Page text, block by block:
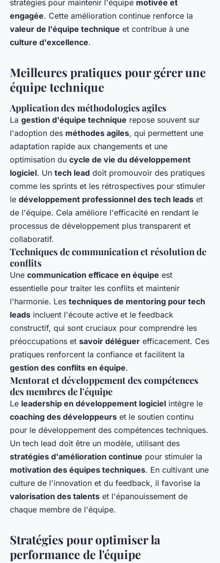
stratégies pour maintenir l'équipe motivée et
engagée. Cette amélioration continue renforce la
valeur de l'équipe technique et contribue à une
culture d'excellence.
Meilleures pratiques pour gérer une
équipe technique
Application des méthodologies agiles
La gestion d'équipe technique repose souvent sur
l'adoption des méthodes agiles, qui permettent une
adaptation rapide aux changements et une
optimisation du cycle de vie du développement
logiciel. Un tech lead doit promouvoir des pratiques
comme les sprints et les rétrospectives pour stimuler
le développement professionnel des tech leads et
de l'équipe. Cela améliore l'efficacité en rendant le
processus de développement plus transparent et
collaboratif.
Techniques de communication et résolution de
conflits
Une communication efficace en équipe est
essentielle pour traiter les conflits et maintenir
l'harmonie. Les techniques de mentoring pour tech
leads incluent l'écoute active et le feedback
constructif, qui sont cruciaux pour comprendre les
préoccupations et savoir déléguer efficacement. Ces
pratiques renforcent la confiance et facilitent la
gestion des conflits en équipe.
Mentorat et développement des compétences
des membres de l'équipe
Le leadership en développement logiciel intègre le
coaching des développeurs et le soutien continu
pour le développement des compétences techniques.
Un tech lead doit être un modèle, utilisant des
stratégies d'amélioration continue pour stimuler la
motivation des équipes techniques. En cultivant une
culture de l'innovation et du feedback, il favorise la
valorisation des talents et l'épanouissement de
chaque membre de l'équipe.
Stratégies pour optimiser la
performance de l'équipe